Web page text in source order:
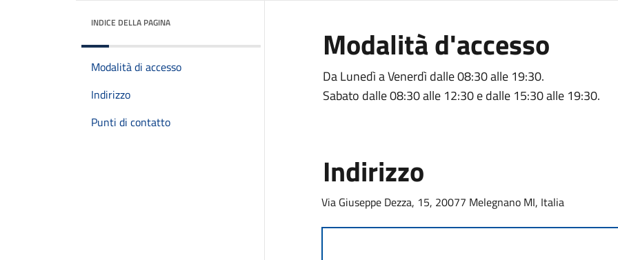
INDICE DELLA PAGINA
Modalità di accesso
Indirizzo
Punti di contatto
Modalità d'accesso
Da Lunedì a Venerdì dalle 08:30 alle 19:30.
Sabato dalle 08:30 alle 12:30 e dalle 15:30 alle 19:30.
Indirizzo
Via Giuseppe Dezza, 15, 20077 Melegnano MI, Italia